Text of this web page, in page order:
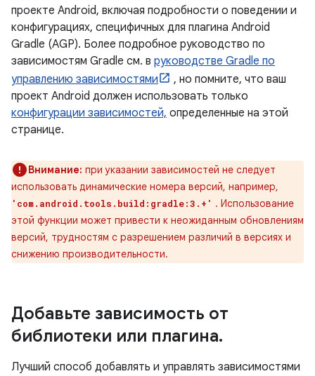
проекте Android, включая подробности о поведении и
конфигурациях, специфичных для плагина Android
Gradle (AGP). Более подробное руководство по
зависимостям Gradle см. в руководстве Gradle по
управлению зависимостями
, но помните, что ваш
проект Android должен использовать только
конфигурации зависимостей, определенные на этой
странице.
Внимание: при указании зависимостей не следует
использовать динамические номера версий, например,
'com.android.tools.build:gradle:3.+' . Использование
этой функции может привести к неожиданным обновлениям
версий, трудностям с разрешением различий в версиях и
снижению производительности.
Добавьте зависимость от
библиотеки или плагина.
Лучший способ добавлять и управлять зависимостями